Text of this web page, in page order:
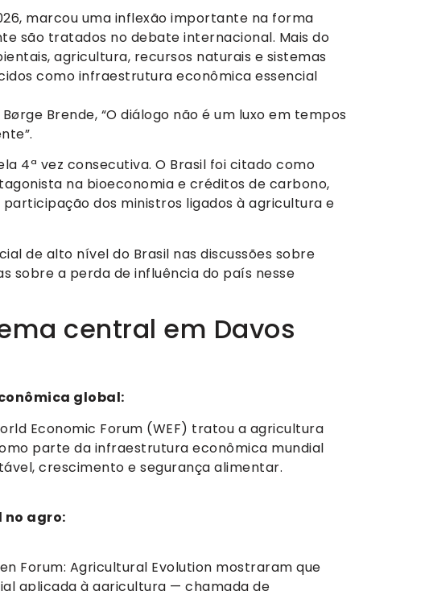
marcou uma inflexão importante na forma
são tratados no debate internacional. Mais do
agricultura, recursos naturais e sistemas
como infraestrutura econômica essencial
Brende, “O diálogo não é um luxo em tempos
4ª vez consecutiva. O Brasil foi citado como
na bioeconomia e créditos de carbono,
dos ministros ligados à agricultura e
de alto nível do Brasil nas discussões sobre
sobre a perda de influência do país nesse
central em Davos
global:
Economic Forum (WEF) tratou a agricultura
parte da infraestrutura econômica mundial
crescimento e segurança alimentar.
agro:
Forum: Agricultural Evolution mostraram que
aplicada à agricultura — chamada de